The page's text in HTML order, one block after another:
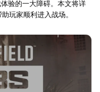
验的一大障碍。本文将详
玩家顺利进入战场。